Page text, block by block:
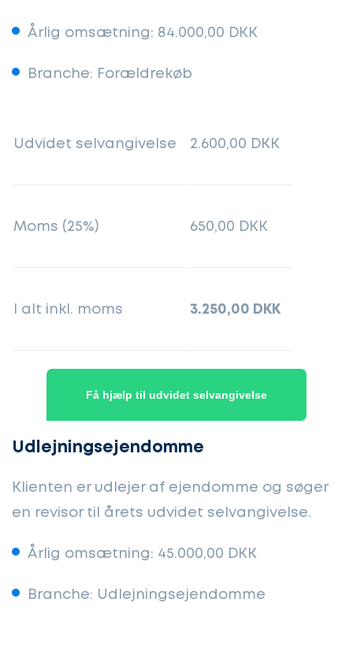
Årlig omsætning: 84.000,00 DKK
Branche: Forældrekøb
Udvidet selvangivelse 2.600,00 DKK
Moms (25%) 650,00 DKK
I alt inkl. moms 3.250,00 DKK
Få hjælp til udvidet selvangivelse
Udlejningsejendomme
Klienten er udlejer af ejendomme og søger
en revisor til årets udvidet selvangivelse.
Årlig omsætning: 45.000,00 DKK
Branche: Udlejningsejendomme